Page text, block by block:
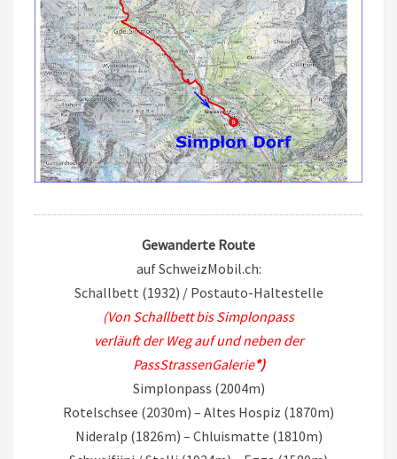
Gewanderte Route
auf SchweizMobil.ch:
Schallbett (1932) / Postauto-Haltestelle
(Von Schallbett bis Simplonpass
verläuft der Weg auf und neben der
PassStrassenGalerie*)
Simplonpass (2004m)
Rotelschsee (2030m) – Altes Hospiz (1870m)
Nideralp (1826m) – Chluismatte (1810m)